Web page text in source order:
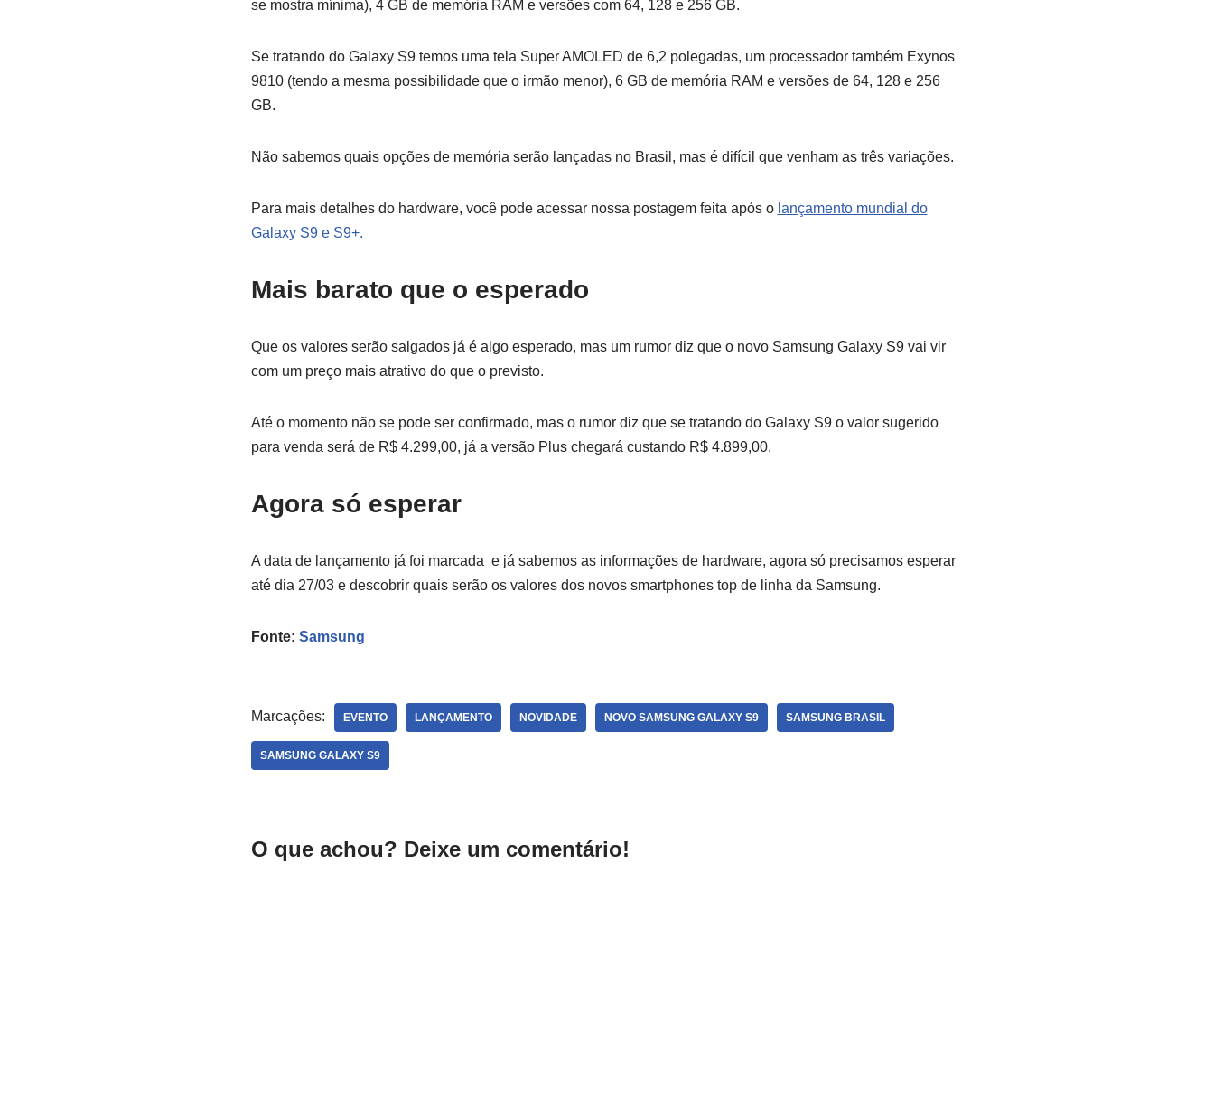
se mostra mínima), 4 GB de memória RAM e versões com 64, 128 e 256 GB.
Se tratando do Galaxy S9 temos uma tela Super AMOLED de 6,2 polegadas, um processador também Exynos
9810 (tendo a mesma possibilidade que o irmão menor), 6 GB de memória RAM e versões de 64, 128 e 256
GB.
Não sabemos quais opções de memória serão lançadas no Brasil, mas é difícil que venham as três variações.
Para mais detalhes do hardware, você pode acessar nossa postagem feita após o lançamento mundial do
Galaxy S9 e S9+.
Mais barato que o esperado
Que os valores serão salgados já é algo esperado, mas um rumor diz que o novo Samsung Galaxy S9 vai vir
com um preço mais atrativo do que o previsto.
Até o momento não se pode ser confirmado, mas o rumor diz que se tratando do Galaxy S9 o valor sugerido
para venda será de R$ 4.299,00, já a versão Plus chegará custando R$ 4.899,00.
Agora só esperar
A data de lançamento já foi marcada e já sabemos as informações de hardware, agora só precisamos esperar
até dia 27/03 e descobrir quais serão os valores dos novos smartphones top de linha da Samsung.
Fonte: Samsung
Marcações: EVENTO LANÇAMENTO NOVIDADE NOVO SAMSUNG GALAXY S9 SAMSUNG BRASIL
SAMSUNG GALAXY S9
O que achou? Deixe um comentário!